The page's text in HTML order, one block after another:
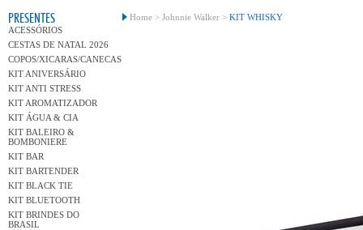
PRESENTES
ACESSÓRIOS
CESTAS DE NATAL 2026
COPOS/XICARAS/CANECAS
KIT ANIVERSÁRIO
KIT ANTI STRESS
KIT AROMATIZADOR
KIT ÁGUA & CIA
KIT BALEIRO &
BOMBONIERE
KIT BAR
KIT BARTENDER
KIT BLACK TIE
KIT BLUETOOTH
KIT BRINDES DO
BRASIL
Home > Johnnie Walker > KIT WHISKY